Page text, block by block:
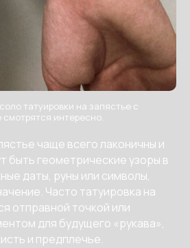
татуировки на запястье с
интересно.
чаще всего лаконичны и
быть геометрические узоры в
даты, руны или символы,
Часто татуировка на
отправной точкой или
для будущего «рукава»,
и предплечье.